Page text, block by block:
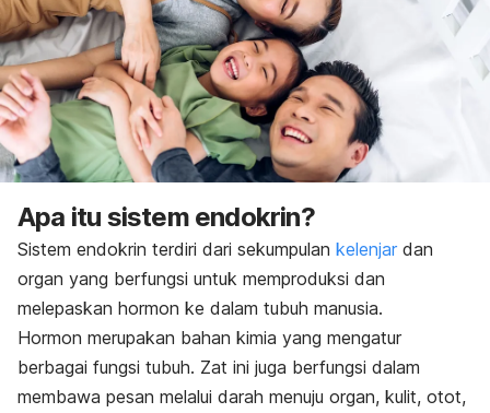
Apa itu sistem endokrin?
Sistem endokrin terdiri dari sekumpulan kelenjar dan
organ yang berfungsi untuk memproduksi dan
melepaskan hormon ke dalam tubuh manusia.
Hormon merupakan bahan kimia yang mengatur
berbagai fungsi tubuh. Zat ini juga berfungsi dalam
membawa pesan melalui darah menuju organ, kulit, otot,